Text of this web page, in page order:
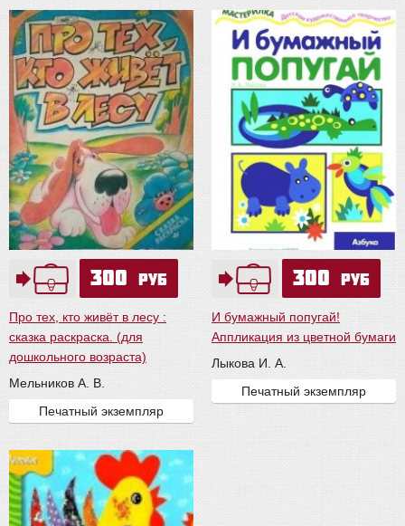
300 руб
Про тех, кто живёт в лесу :
сказка раскраска. (для
дошкольного возраста)
Мельников А. В.
Печатный экземпляр
300 руб
И бумажный попугай!
Аппликация из цветной бумаги
Лыкова И. А.
Печатный экземпляр